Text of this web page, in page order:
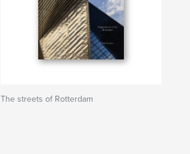
The streets of Rotterdam